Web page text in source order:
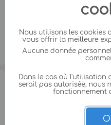
Nous utilisons les cookies
vous offrir la meilleure
Aucune donnée
Dans le cas où l'utilisation
serait pas autorisée, nous
fonctionnement